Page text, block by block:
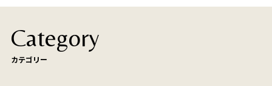
Category
カテゴリー